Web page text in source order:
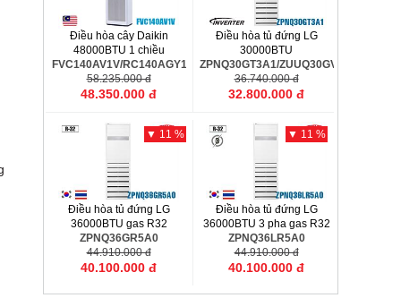
Điều hòa cây Daikin
48000BTU 1 chiều
FVC140AV1V/RC140AGY1V
58.235.000 đ
48.350.000 đ
Điều hòa tủ đứng LG
30000BTU
ZPNQ30GT3A1/ZUUQ30GV1
36.740.000 đ
32.800.000 đ
▼ 11 %
Điều hòa tủ đứng LG
36000BTU gas R32
ZPNQ36GR5A0
44.910.000 đ
40.100.000 đ
▼ 11 %
Điều hòa tủ đứng LG
36000BTU 3 pha gas R32
ZPNQ36LR5A0
44.910.000 đ
40.100.000 đ